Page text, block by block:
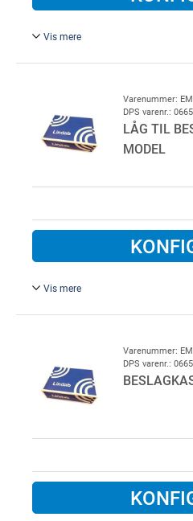
Vis mere
Varenummer:
DPS varenr.:
LÅG TIL
MODEL
Vis mere
Varenummer:
DPS varenr.: